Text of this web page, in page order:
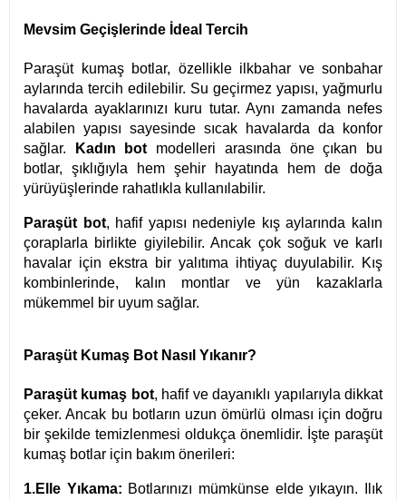
Mevsim Geçişlerinde İdeal Tercih
Paraşüt kumaş botlar, özellikle ilkbahar ve sonbahar
aylarında tercih edilebilir. Su geçirmez yapısı, yağmurlu
havalarda ayaklarınızı kuru tutar. Aynı zamanda nefes
alabilen yapısı sayesinde sıcak havalarda da konfor
sağlar.
Kadın bot modelleri arasında öne çıkan bu
botlar, şıklığıyla hem şehir hayatında hem de doğa
yürüyüşlerinde rahatlıkla kullanılabilir.
Paraşüt bot, hafif yapısı nedeniyle kış aylarında kalın
çoraplarla birlikte giyilebilir. Ancak çok soğuk ve karlı
havalar için ekstra bir yalıtıma ihtiyaç duyulabilir. Kış
kombinlerinde, kalın montlar ve yün kazaklarla
mükemmel bir uyum sağlar.
Paraşüt Kumaş Bot Nasıl Yıkanır?
Paraşüt kumaş bot, hafif ve dayanıklı yapılarıyla dikkat
çeker. Ancak bu botların uzun ömürlü olması için doğru
bir şekilde temizlenmesi oldukça önemlidir. İşte paraşüt
kumaş botlar için bakım önerileri:
1.Elle Yıkama: Botlarınızı mümkünse elde yıkayın. Ilık